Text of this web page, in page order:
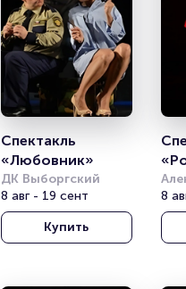
Спектакль
«Любовник»
ДК Выборгский
8 авг - 19 сент
Купить
8